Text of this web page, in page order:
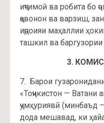
иҷтимоӣ ва робита бо
ҷавонон ва варзиш,
иҷроияи маҳаллии
ташкил ва
3.
7. Барои
«Тоҷикистон — Ватани
ҷумҳуриявӣ (минбаъд
дода мешавад, ки